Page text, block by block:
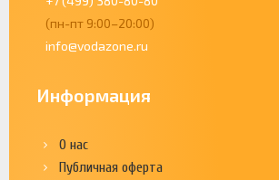
(пн-пт 9:00–20:00)
info@vodazone.ru
Информация
О нас
Публичная оферта